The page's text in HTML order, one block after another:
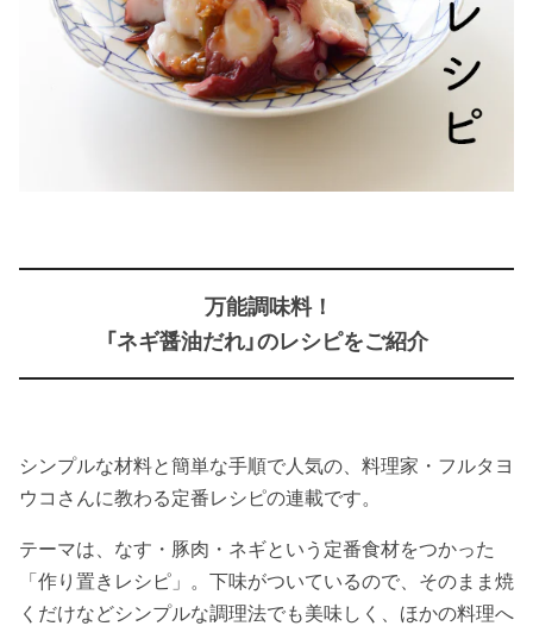
万能調味料！
「ネギ醤油だれ」のレシピをご紹介
シンプルな材料と簡単な手順で人気の、料理家・フルタヨ
ウコさんに教わる定番レシピの連載です。
テーマは、なす・豚肉・ネギという定番食材をつかった
「作り置きレシピ」。下味がついているので、そのまま焼
くだけなどシンプルな調理法でも美味しく、ほかの料理へ